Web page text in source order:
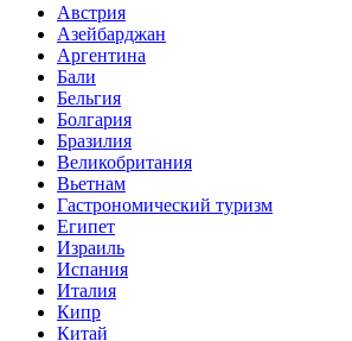
Австрия
Азейбарджан
Аргентина
Бали
Бельгия
Болгария
Бразилия
Великобритания
Вьетнам
Гастрономический туризм
Египет
Израиль
Испания
Италия
Кипр
Китай